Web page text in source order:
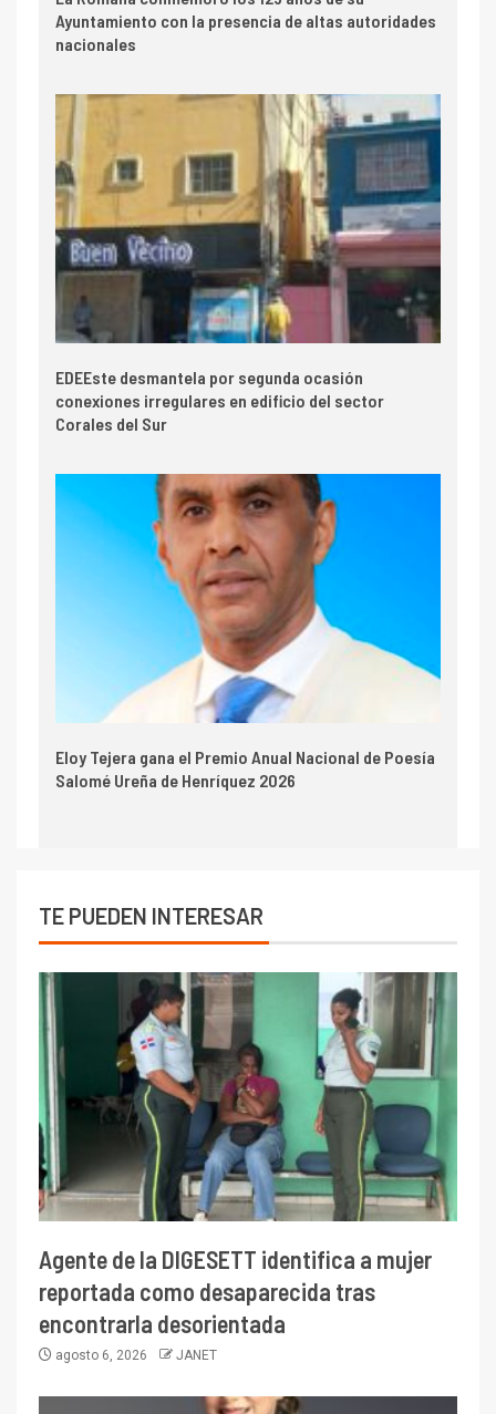
Ayuntamiento con la presencia de altas autoridades
nacionales
EDEEste desmantela por segunda ocasión
conexiones irregulares en edificio del sector
Corales del Sur
Eloy Tejera gana el Premio Anual Nacional de Poesía
Salomé Ureña de Henríquez 2026
TE PUEDEN INTERESAR
Agente de la DIGESETT identifica a mujer
reportada como desaparecida tras
encontrarla desorientada
agosto 6, 2026 JANET